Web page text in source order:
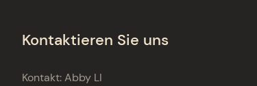
Kontaktieren Sie uns
Kontakt: Abby LI